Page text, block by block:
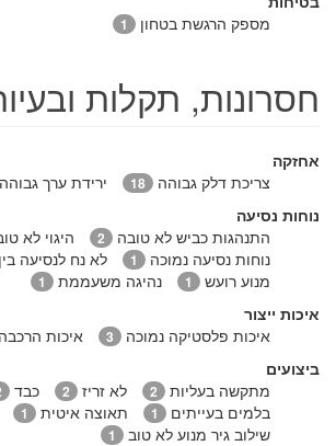
מספק הרגשת בטחון
1
חסרונות, תקלות
אחזקה
צריכת דלק גבוהה
18 ירידת ערך גבוהה
נוחות נסיעה
התנהגות כביש לא טובה
2 היגוי לא
נוחות נסיעה נמוכה 1 לא נח לנסיעה
מנוע רועש 1 נהיגה משעממת 1
איכות ייצור
איכות פלסטיקה נמוכה
3 איכות
ביצועים
מתקשה בעליות
2 לא זריז 2 כבד
בלמים בעייתים 1 תאוצה איטית 1
שילוב גיר מנוע לא טוב 1